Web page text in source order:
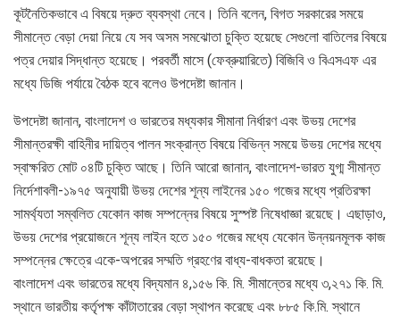
কূটনৈতিকভাবে এ বিষয়ে দ্রুত ব্যবস্থা নেবে। তিনি বলেন, বিগত সরকারের সময়ে
সীমান্তে বেড়া দেয়া নিয়ে যে সব অসম সমঝোতা চুক্তি হয়েছে সেগুলো বাতিলের বিষয়ে
পত্র দেয়ার সিদ্ধান্ত হয়েছে। পরবর্তী মাসে (ফেব্রুয়ারিতে) বিজিবি ও বিএসএফ এর
মধ্যে ডিজি পর্যায়ে বৈঠক হবে বলেও উপদেষ্টা জানান।
উপদেষ্টা জানান, বাংলাদেশ ও ভারতের মধ্যকার সীমানা নির্ধারণ এবং উভয় দেশের
সীমান্তরক্ষী বাহিনীর দায়িত্ব পালন সংক্রান্ত বিষয়ে বিভিন্ন সময়ে উভয় দেশের মধ্যে
স্বাক্ষরিত মোট ০৪টি চুক্তি আছে। তিনি আরো জানান, বাংলাদেশ-ভারত যুগ্ম সীমান্ত
নির্দেশাবলী-১৯৭৫ অনুযায়ী উভয় দেশের শূন্য লাইনের ১৫০ গজের মধ্যে প্রতিরক্ষা
সামর্থ্যতা সম্বলিত যেকোন কাজ সম্পন্নের বিষয়ে সুস্পষ্ট নিষেধাজ্ঞা রয়েছে। এছাড়াও,
উভয় দেশের প্রয়োজনে শূন্য লাইন হতে ১৫০ গজের মধ্যে যেকোন উন্নয়নমূলক কাজ
সম্পন্নের ক্ষেত্রে একে-অপরের সম্মতি গ্রহণের বাধ্য-বাধকতা রয়েছে।
বাংলাদেশ এবং ভারতের মধ্যে বিদ্যমান ৪,১৫৬ কি. মি. সীমান্তের মধ্যে ৩,২৭১ কি. মি.
স্থানে ভারতীয় কর্তৃপক্ষ কাঁটাতারের বেড়া স্থাপন করেছে এবং ৮৮৫ কি.মি. স্থানে